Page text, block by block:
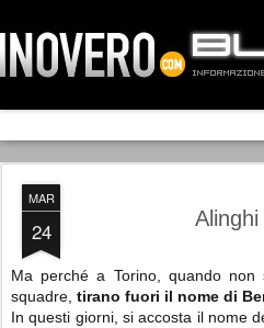
MAR
24
Ma perché a Torino, quando
squadre, tirano fuori il nome di
In questi giorni, si accosta il nome